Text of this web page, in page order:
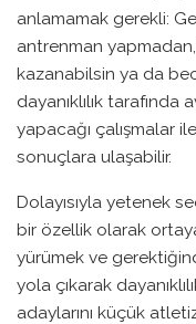
anlamamak gerekli:
antrenman
kazanabilsin ya da
dayanıklılık
yapacağı çalışmalar
sonuçlara ulaşabilir.
Dolayısıyla yetenek
bir özellik olarak ortaya
yürümek ve
yola çıkarak
adaylarını küçük